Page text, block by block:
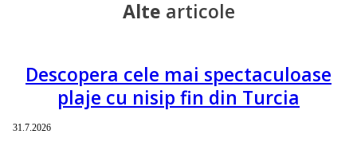
Alte articole
Descopera cele mai spectaculoase
plaje cu nisip fin din Turcia
31.7.2026